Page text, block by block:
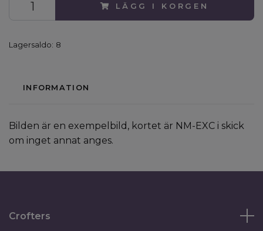
LÄGG I KORGEN
Lagersaldo: 8
INFORMATION
Bilden är en exempelbild, kortet är NM-EXC i skick
om inget annat anges.
Crofters